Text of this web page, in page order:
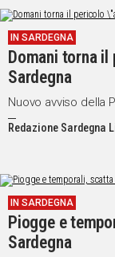
IN SARDEGNA
Domani torna il
Sardegna
Nuovo avviso della
Redazione Sardegna
IN SARDEGNA
Piogge e
Sardegna